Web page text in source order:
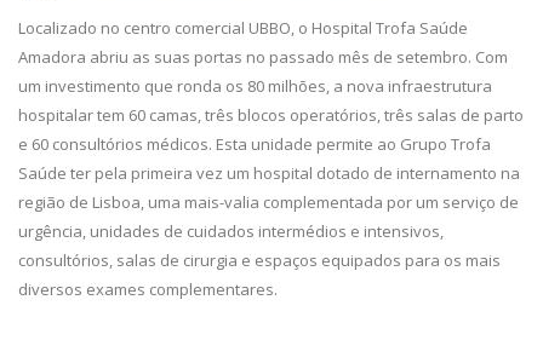
Localizado no centro comercial UBBO, o Hospital Trofa Saúde
Amadora abriu as suas portas no passado mês de setembro. Com
um investimento que ronda os 80 milhões, a nova infraestrutura
hospitalar tem 60 camas, três blocos operatórios, três salas de parto
e 60 consultórios médicos. Esta unidade permite ao Grupo Trofa
Saúde ter pela primeira vez um hospital dotado de internamento na
região de Lisboa, uma mais-valia complementada por um serviço de
urgência, unidades de cuidados intermédios e intensivos,
consultórios, salas de cirurgia e espaços equipados para os mais
diversos exames complementares.